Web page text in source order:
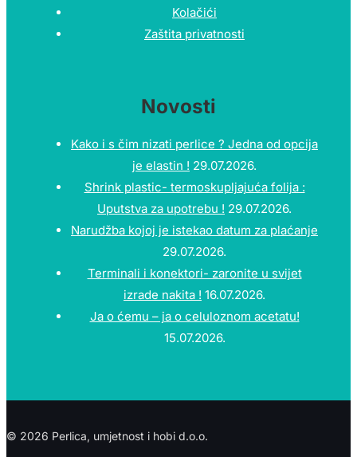
Kolačići
Zaštita privatnosti
Novosti
Kako i s čim nizati perlice ? Jedna od opcija
je elastin ! 29.07.2026.
Shrink plastic- termoskupljajuća folija :
Uputstva za upotrebu ! 29.07.2026.
Narudžba kojoj je istekao datum za plaćanje
29.07.2026.
Terminali i konektori- zaronite u svijet
izrade nakita ! 16.07.2026.
Ja o ćemu – ja o celuloznom acetatu!
15.07.2026.
© 2026 Perlica, umjetnost i hobi d.o.o.